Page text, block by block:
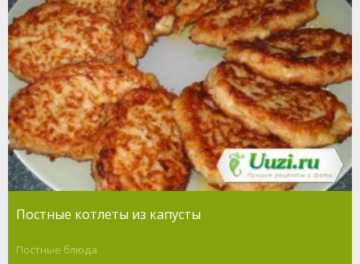
Постные котлеты из капусты
Постные блюда